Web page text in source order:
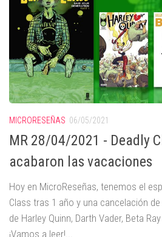
MICRORESEÑAS 06/05/2021
MR 28/04/2021 - Deadly
acabaron las vacaciones
Hoy en MicroReseñas, tenemos el
Class tras 1 año y una cancelación
de Harley Quinn, Darth Vader, Beta
¡Vamos a leer!...